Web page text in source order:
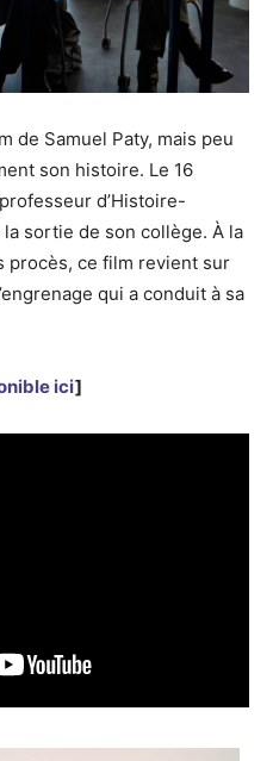
de Samuel Paty, mais peu
son histoire. Le 16
d’Histoire-
sortie de son collège. À la
procès, ce film revient sur
qui a conduit à sa
ici]